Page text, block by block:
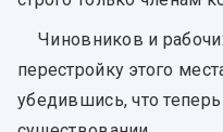
Чиновников и
перестройку этого
убедившись, что